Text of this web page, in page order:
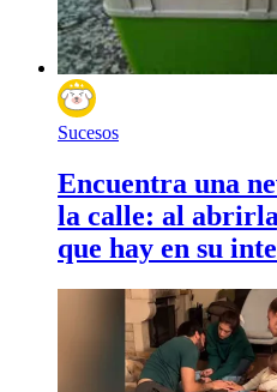
Sucesos
Encuentra una
la calle: al
que hay en su